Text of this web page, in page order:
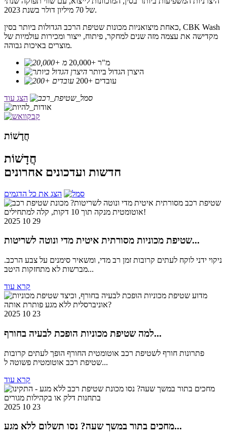
של 70 מיליון דולר בשנת 2023.
כאחת מיצואניות מכונות שטיפת הרכב הגדולות ביותר בסין, CBK Wash
מקדישה את עצמה מזה שנים למחקר, פיתוח, ייצור ומכירות עולמיות של
מוצרים באיכות גבוהה.
20,000+ מ"ר
היצרן הגדול ביותר
200+ עובדים
הצג עוד
חֲדָשׁוֹת
חֲדָשׁוֹת
חדשות ועדכונים אחרונים
הצג את כל הדגמים
2025 10 29
שטיפת מכוניות מסורתית איטית מדי ונוטה לשריטות...
ניקוי ידני לוקח לעתים קרובות זמן רב מדי, ומשאיר סימנים על צבע הרכב.
מברשות לא מתחזקות היטב...
קרא עוד
2025 10 23
למה שטיפת מכוניות הופכת לבעיה בחורף...
פתרונות חורף לשטיפת רכב אוטומטית החורף הופך לעתים קרובות
שטיפת רכב אוטומטית פשוטה ל...
קרא עוד
2025 10 23
מחכים בתור במשך שעה? נסו תשלום ללא מגע...